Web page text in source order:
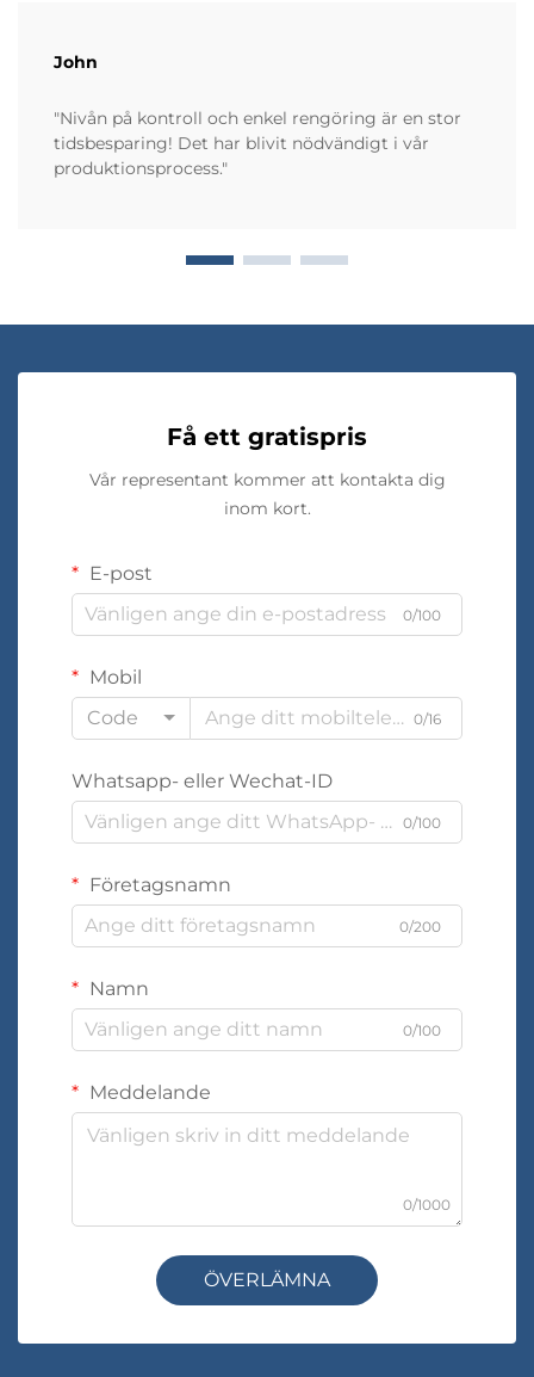
John
"Nivån på kontroll och enkel rengöring är en stor
tidsbesparing! Det har blivit nödvändigt i vår
produktionsprocess."
Få ett gratispris
Vår representant kommer att kontakta dig
inom kort.
E-post
0/100
Mobil
Code
0/16
Whatsapp- eller Wechat-ID
0/100
Företagsnamn
0/200
Namn
0/100
Meddelande
0/1000
ÖVERLÄMNA